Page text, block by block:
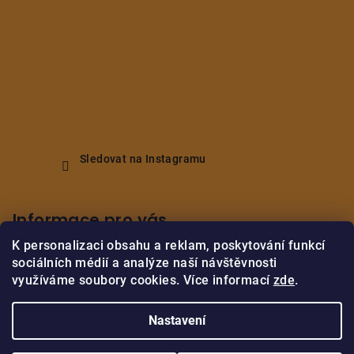
K personalizaci obsahu a reklam, poskytování funkcí
sociálních médií a analýze naší návštěvnosti
využíváme soubory cookies. Více informací zde.
Nastavení
Sledovat na Instagramu
Informace pro vás
Obchodní podmínky
Podmínky ochrany osobních údajů